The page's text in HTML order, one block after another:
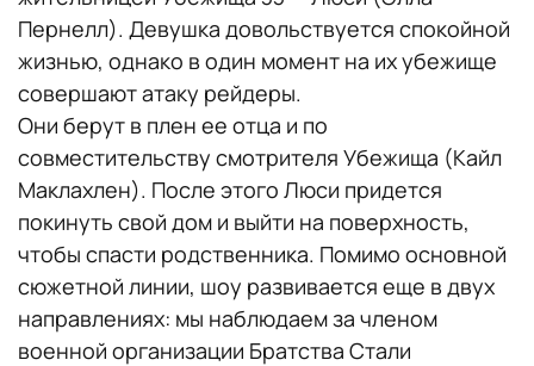
Пернелл). Девушка довольствуется спокойной
жизнью, однако в один момент на их убежище
совершают атаку рейдеры.
Они берут в плен ее отца и по
совместительству смотрителя Убежища (Кайл
Маклахлен). После этого Люси придется
покинуть свой дом и выйти на поверхность,
чтобы спасти родственника. Помимо основной
сюжетной линии, шоу развивается еще в двух
направлениях: мы наблюдаем за членом
военной организации Братства Стали